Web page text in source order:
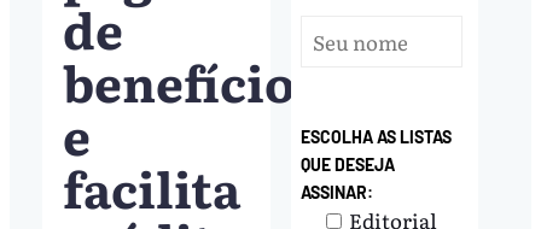
de
benefícios
e
facilita
ESCOLHA AS LISTAS
QUE DESEJA
ASSINAR:
Editorial